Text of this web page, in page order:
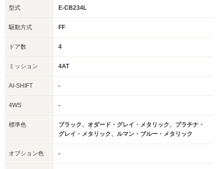
型式 E-CB234L
駆動方式 FF
ドア数 4
ミッション 4AT
AI-SHIFT -
4WS -
標準色
ブラック、オダード・グレイ・メタリック、プラチナ・
グレイ・メタリック、ルマン・ブルー・メタリック
オプション色 -